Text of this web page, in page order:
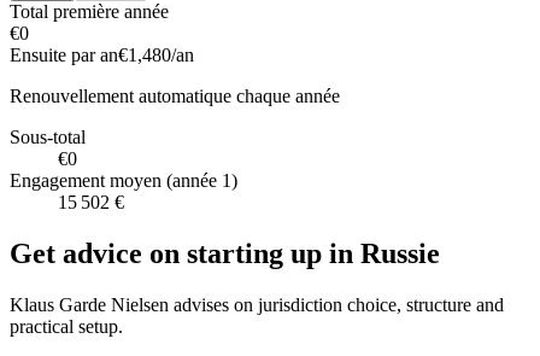
Total première année
€0
Ensuite par an€1,480/an
Renouvellement automatique chaque année
Sous-total
€0
Engagement moyen (année 1)
15 502 €
Get advice on starting up in Russie
Klaus Garde Nielsen advises on jurisdiction choice, structure and
practical setup.